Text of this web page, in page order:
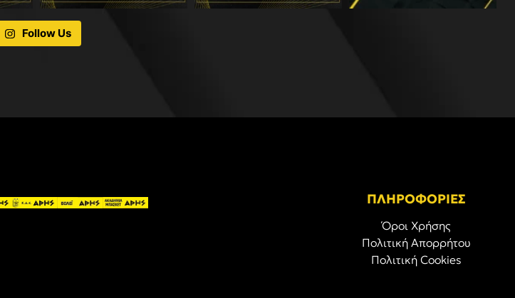
Follow Us
ΠΛΗΡΟΦΟΡΙΕΣ
Όροι Χρήσης
Πολιτική Απορρήτου
Πολιτική Cookies